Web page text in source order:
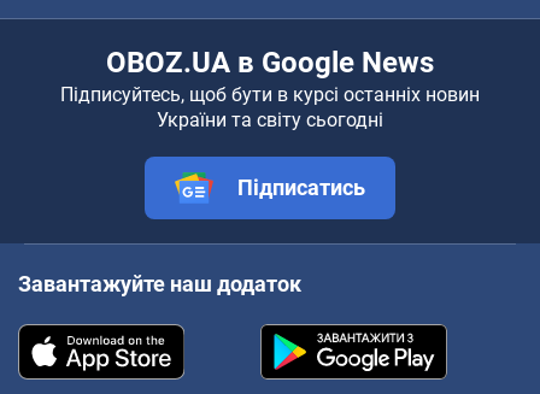
OBOZ.UA в Google News
Підписуйтесь, щоб бути в курсі останніх новин
України та світу сьогодні
Підписатись
Завантажуйте наш додаток